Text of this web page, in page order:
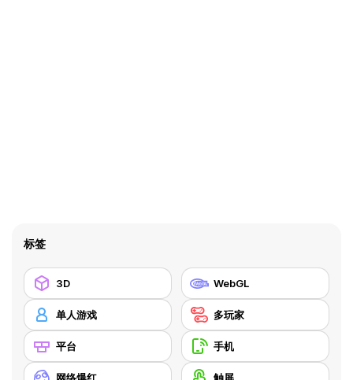
标签
3D WebGL
单人游戏 多玩家
平台 手机